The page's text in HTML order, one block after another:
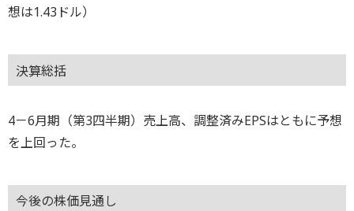
想は1.43ドル）
決算総括
4－6月期（第3四半期）売上高、調整済みEPSはともに予想
を上回った。
今後の株価見通し